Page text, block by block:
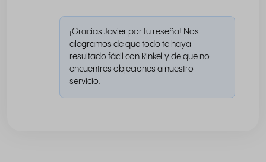
¡Gracias Javier por tu reseña! Nos
alegramos de que todo te haya
resultado fácil con Rinkel y de que no
encuentres objeciones a nuestro
servicio.